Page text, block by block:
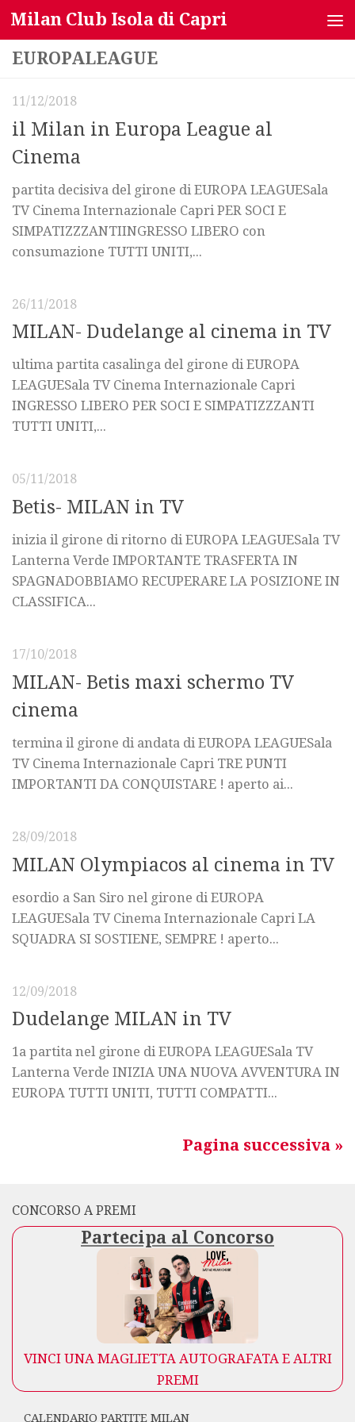
Salta al contenuto
Milan Club Isola di Capri
EUROPALEAGUE
11/12/2018
il Milan in Europa League al
Cinema
partita decisiva del girone di EUROPA LEAGUESala
TV Cinema Internazionale Capri PER SOCI E
SIMPATIZZZANTIINGRESSO LIBERO con
consumazione TUTTI UNITI,...
26/11/2018
MILAN- Dudelange al cinema in TV
ultima partita casalinga del girone di EUROPA
LEAGUESala TV Cinema Internazionale Capri
INGRESSO LIBERO PER SOCI E SIMPATIZZZANTI
TUTTI UNITI,...
05/11/2018
Betis- MILAN in TV
inizia il girone di ritorno di EUROPA LEAGUESala TV
Lanterna Verde IMPORTANTE TRASFERTA IN
SPAGNADOBBIAMO RECUPERARE LA POSIZIONE IN
CLASSIFICA...
17/10/2018
MILAN- Betis maxi schermo TV
cinema
termina il girone di andata di EUROPA LEAGUESala
TV Cinema Internazionale Capri TRE PUNTI
IMPORTANTI DA CONQUISTARE ! aperto ai...
28/09/2018
MILAN Olympiacos al cinema in TV
esordio a San Siro nel girone di EUROPA
LEAGUESala TV Cinema Internazionale Capri LA
SQUADRA SI SOSTIENE, SEMPRE ! aperto...
12/09/2018
Dudelange MILAN in TV
1a partita nel girone di EUROPA LEAGUESala TV
Lanterna Verde INIZIA UNA NUOVA AVVENTURA IN
EUROPA TUTTI UNITI, TUTTI COMPATTI...
Pagina successiva »
CONCORSO A PREMI
Partecipa al Concorso
VINCI UNA MAGLIETTA AUTOGRAFATA E ALTRI
PREMI
CALENDARIO PARTITE MILAN